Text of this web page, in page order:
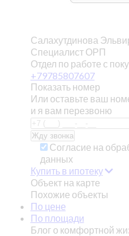
Салахутдинова
Специалист ОРП
Отдел по работе с
+79785807607
Показать номер
Или оставьте ваш
и я вам перезвоню
Согласие на
данных
Купить в ипотеку
Объект на карте
Похожие объекты
По цене
По площади
Блог о комфортной